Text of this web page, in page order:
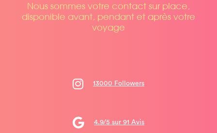
Nous sommes votre contact sur place,
disponible avant, pendant et après votre
voyage
13000 Followers
4.9/5 sur 91 Avis